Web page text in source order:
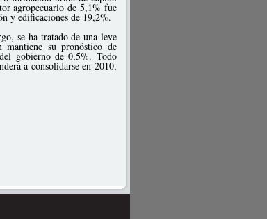
agropecuario de 5,1% fue
y edificaciones de 19,2%.
se ha tratado de una leve
su pronóstico de
gobierno de 0,5%. Todo
a consolidarse en 2010,